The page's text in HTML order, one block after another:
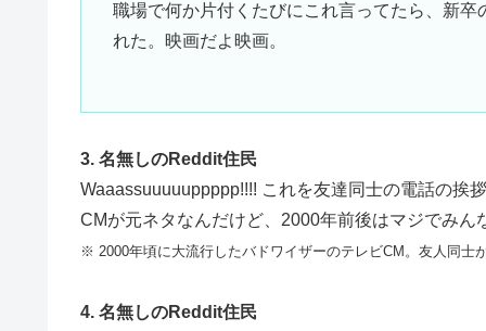
職場で何か片付くたびにこれ言ってたら、新
れた。映画だよ映画。
3. 名無しのReddit住民
Waaassuuuuuppppp!!!! これを友達同士の電話の挨
CMが元ネタなんだけど、2000年前後はマジでみ
※ 2000年頃に大流行したバドワイザーのテレビCM。友人同士
4. 名無しのReddit住民